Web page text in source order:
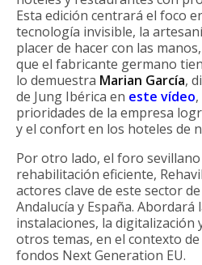
Esta edición centrará el foco
tecnología invisible, la
placer de hacer con las
que el fabricante germano
lo demuestra Marian García,
de Jung Ibérica en este vídeo
prioridades de la empresa
y el confort en los hoteles de
Por otro lado, el foro
rehabilitación eficiente,
actores clave de este sector
Andalucía y España. Abordará
instalaciones, la digitalización
otros temas, en el contexto
fondos Next Generation EU.